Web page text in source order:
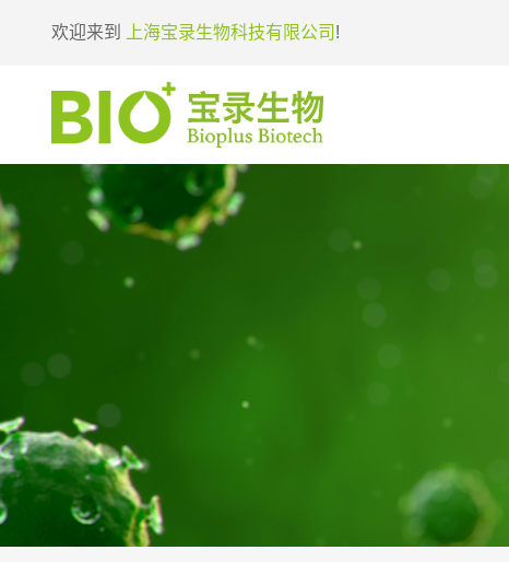
欢迎来到 上海宝录生物科技有限公司 !